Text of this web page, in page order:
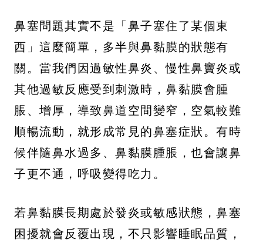
鼻塞問題其實不是「鼻子塞住了某個東
西」這麼簡單，多半與鼻黏膜的狀態有
關。當我們因過敏性鼻炎、慢性鼻竇炎或
其他過敏反應受到刺激時，鼻黏膜會腫
脹、增厚，導致鼻道空間變窄，空氣較難
順暢流動，就形成常見的鼻塞症狀。有時
候伴隨鼻水過多、鼻黏膜腫脹，也會讓鼻
子更不通，呼吸變得吃力。
若鼻黏膜長期處於發炎或敏感狀態，鼻塞
困擾就會反覆出現，不只影響睡眠品質，